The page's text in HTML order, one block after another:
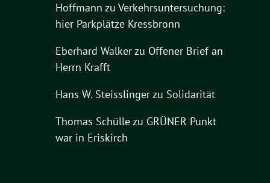
Hoffmann zu Verkehrsuntersuchung:
hier Parkplätze Kressbronn
Eberhard Walkerzu Offener Brief an
Herrn Krafft
Hans W. Steisslingerzu Solidarität
Thomas Schüllezu GRÜNER Punkt
war in Eriskirch